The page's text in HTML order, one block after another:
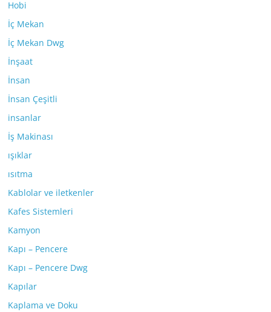
Hobi
İç Mekan
İç Mekan Dwg
İnşaat
İnsan
İnsan Çeşitli
insanlar
İş Makinası
ışıklar
ısıtma
Kablolar ve iletkenler
Kafes Sistemleri
Kamyon
Kapı – Pencere
Kapı – Pencere Dwg
Kapılar
Kaplama ve Doku